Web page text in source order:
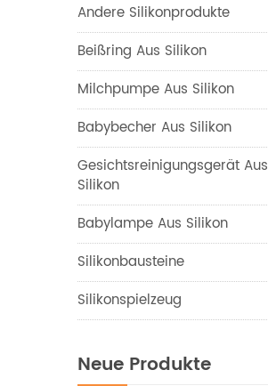
Andere Silikonprodukte
Beißring Aus Silikon
Milchpumpe Aus Silikon
Babybecher Aus Silikon
Gesichtsreinigungsgerät Aus
Silikon
Babylampe Aus Silikon
Silikonbausteine
Silikonspielzeug
Neue Produkte